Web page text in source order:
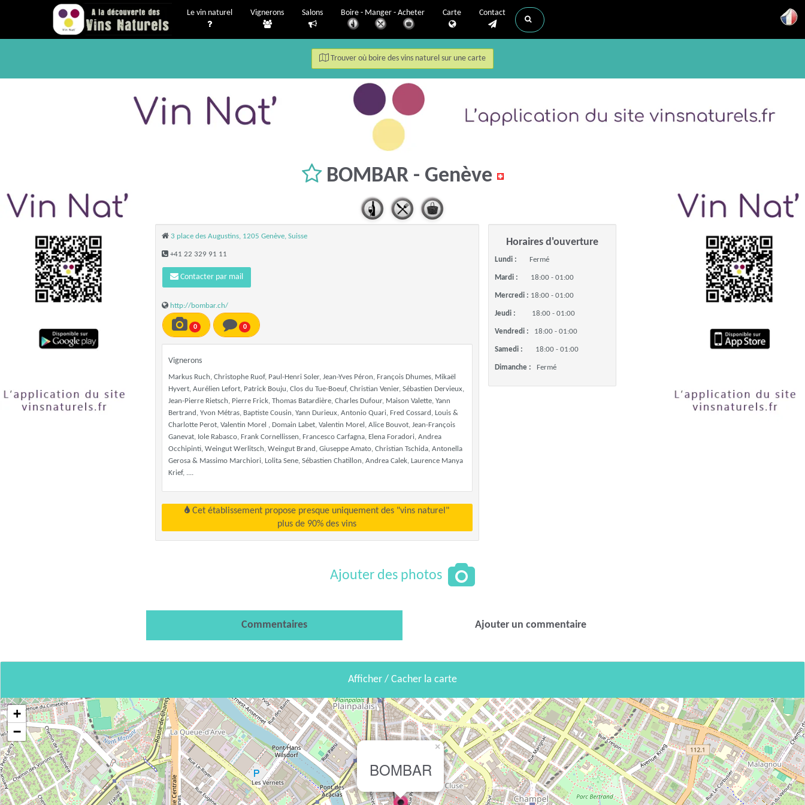
Le vin naturel Vignerons Salons Boire - Manger - Acheter Carte Contact
Trouver où boire des vins naturel sur une carte
BOMBAR - Genève
3 place des Augustins, 1205 Genève, Suisse
+41 22 329 91 11
Contacter par mail
http://bombar.ch/
0 0
Vignerons
Markus Ruch, Christophe Ruof, Paul-Henri Soler, Jean-Yves Péron, François Dhumes, Mikaël
Hyvert, Aurélien Lefort, Patrick Bouju, Clos du Tue-Boeuf, Christian Venier, Sébastien Dervieux,
Jean-Pierre Rietsch, Pierre Frick, Thomas Batardière, Charles Dufour, Maison Valette, Yann
Bertrand, Yvon Métras, Baptiste Cousin, Yann Durieux, Antonio Quari, Fred Cossard, Louis &
Charlotte Perot, Valentin Morel , Domain Labet, Valentin Morel, Alice Bouvot, Jean-François
Ganevat, Iole Rabasco, Frank Cornellissen, Francesco Carfagna, Elena Foradori, Andrea
Occhipinti, Weingut Werlitsch, Weingut Brand, Giuseppe Amato, Christian Tschida, Antonella
Gerosa & Massimo Marchiori, Lolita Sene, Sébastien Chatillon, Andrea Calek, Laurence Manya
Krief, ....
Cet établissement propose presque uniquement des "vins naturel"
plus de 90% des vins
Horaires d'ouverture
Lundi : Fermé
Mardi : 18:00 - 01:00
Mercredi : 18:00 - 01:00
Jeudi : 18:00 - 01:00
Vendredi : 18:00 - 01:00
Samedi : 18:00 - 01:00
Dimanche : Fermé
Ajouter des photos
Commentaires Ajouter un commentaire
Afficher / Cacher la carte
BOMBAR
×
+
−